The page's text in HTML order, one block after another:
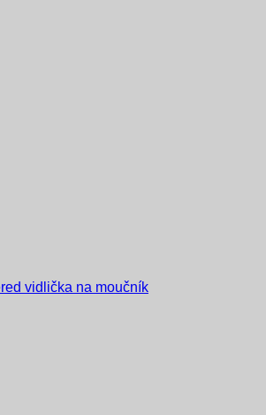
vidlička na moučník